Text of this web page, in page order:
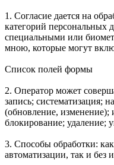
1. Согласие дается на
категорий персональных
специальными или
мною, которые могут
Список полей формы
2. Оператор может
запись; систематизация;
(обновление, изменение);
блокирование; удаление;
3. Способы обработки:
автоматизации, так и без